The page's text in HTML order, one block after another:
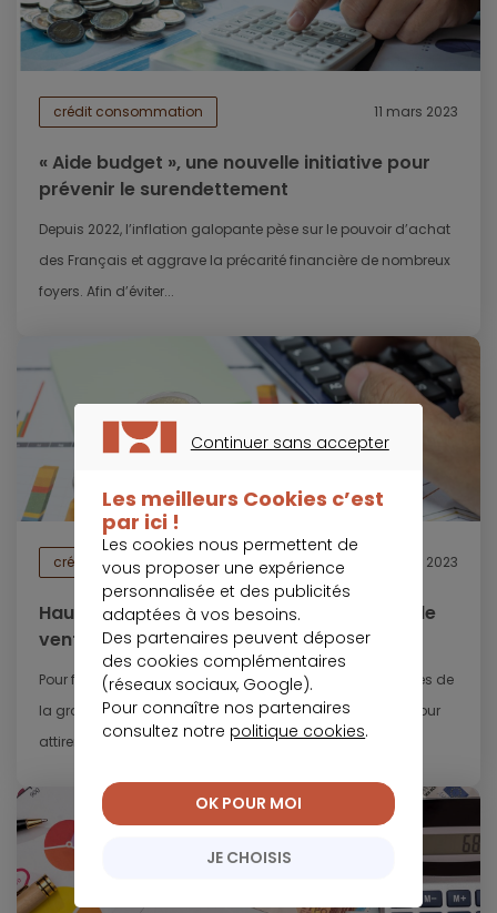
crédit consommation 11 mars 2023
« Aide budget », une nouvelle initiative pour
prévenir le surendettement
Depuis 2022, l’inflation galopante pèse sur le pouvoir d’achat
des Français et aggrave la précarité financière de nombreux
foyers. Afin d’éviter...
crédit consommation 10 mars 2023
Hausse des prix : les cartes de fidélité ont le
vent en poupe
Pour faire face à la concurrence féroce entre les enseignes de
la grande distribution, celles-ci rivalisent d’ingéniosité pour
attirer toujours...
Continuer sans accepter
Les meilleurs Cookies c’est
par ici !
Les cookies nous permettent de
vous proposer une expérience
personnalisée et des publicités
adaptées à vos besoins.
Des partenaires peuvent déposer
des cookies complémentaires
(réseaux sociaux, Google).
Pour connaître nos partenaires
consultez notre politique cookies.
JE CHOISIS
OK POUR MOI